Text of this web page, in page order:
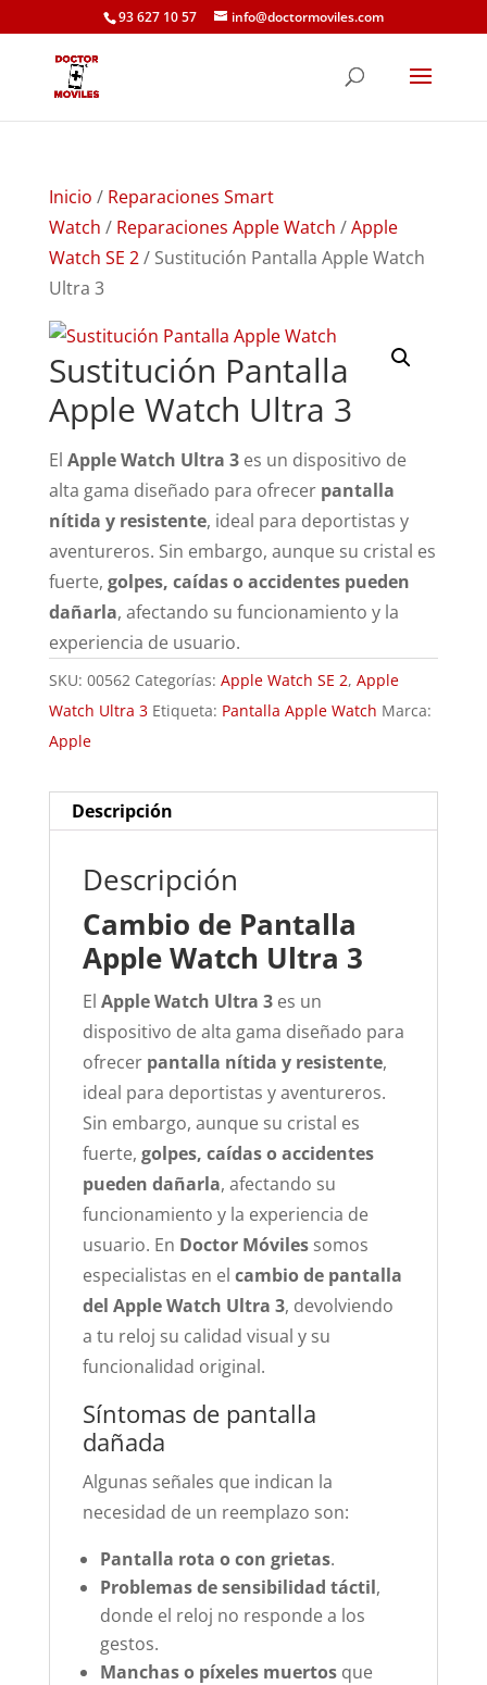
93 627 10 57 info@doctormoviles.com
Inicio / Reparaciones Smart
Watch / Reparaciones Apple Watch /Apple
Watch SE 2/ Sustitución Pantalla Apple Watch
Ultra 3
Sustitución Pantalla
Apple Watch Ultra 3
El Apple Watch Ultra 3es un dispositivo de
alta gama diseñado para ofrecer pantalla
nítida y resistente, ideal para deportistas y
aventureros. Sin embargo, aunque su cristal es
fuerte, golpes, caídas o accidentes pueden
dañarla, afectando su funcionamiento y la
experiencia de usuario.
SKU: 00562 Categorías: Apple Watch SE 2, Apple
Watch Ultra 3 Etiqueta: Pantalla Apple Watch Marca:
Apple
Descripción
Descripción
Cambio de Pantalla
Apple Watch Ultra 3
El Apple Watch Ultra 3es un
dispositivo de alta gama diseñado para
ofrecer pantalla nítida y resistente,
ideal para deportistas y aventureros.
Sin embargo, aunque su cristal es
fuerte, golpes, caídas o accidentes
pueden dañarla, afectando su
funcionamiento y la experiencia de
usuario. En Doctor Móvilessomos
especialistas en el cambio de pantalla
del Apple Watch Ultra 3, devolviendo
a tu reloj su calidad visual y su
funcionalidad original.
Síntomas de pantalla
dañada
Algunas señales que indican la
necesidad de un reemplazo son:
Pantalla rota o con grietas.
Problemas de sensibilidad táctil,
donde el reloj no responde a los
gestos.
Manchas o píxeles muertosque